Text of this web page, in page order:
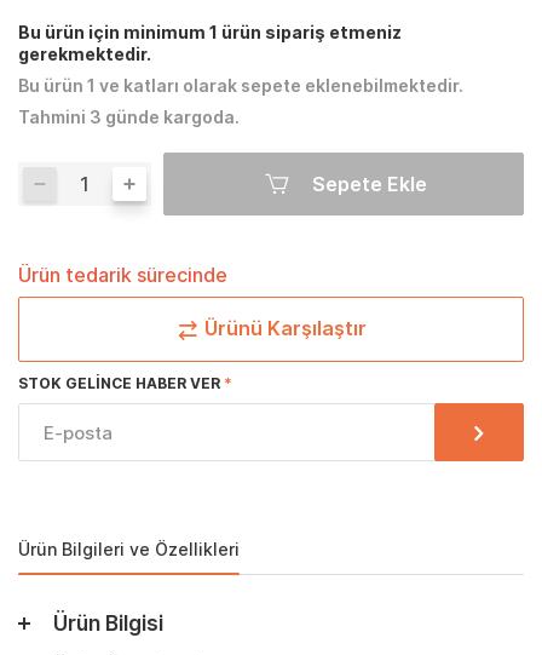
Bu ürün için minimum 1 ürün sipariş etmeniz
gerekmektedir.
Bu ürün 1 ve katları olarak sepete eklenebilmektedir.
Tahmini 3 günde kargoda.
Sepete Ekle
Ürün tedarik sürecinde
Ürünü Karşılaştır
STOK GELINCE HABER VER
Ürün Bilgileri ve Özellikleri
Ürün Bilgisi